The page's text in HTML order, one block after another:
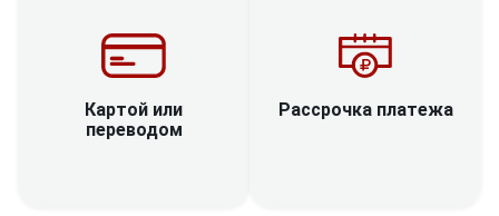
Картой или
переводом
Рассрочка платежа